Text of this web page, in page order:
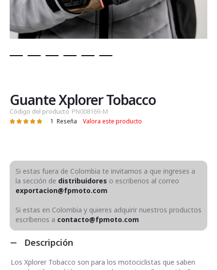
de
la
galería
de
Guante Xplorer Tobacco
Código del producto PN008169-M
Valoración: 1 Reseña Valora este producto
Si estas fuera de Colombia te invitamos a que ingreses a
la sección de distribuidores o escribenos al correo
exportacion@fpmoto.com
Si estas en Colombia y quieres adquirir nuestros productos
escríbenos a contacto@fpmoto.com
Descripción
Los Xplorer Tobacco son para los motociclistas que saben